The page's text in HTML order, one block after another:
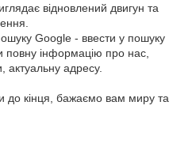
відновлений двигун та
Google - ввести у пошуку
інформацію про нас,
актуальну адресу.
до кінця, бажаємо вам миру та